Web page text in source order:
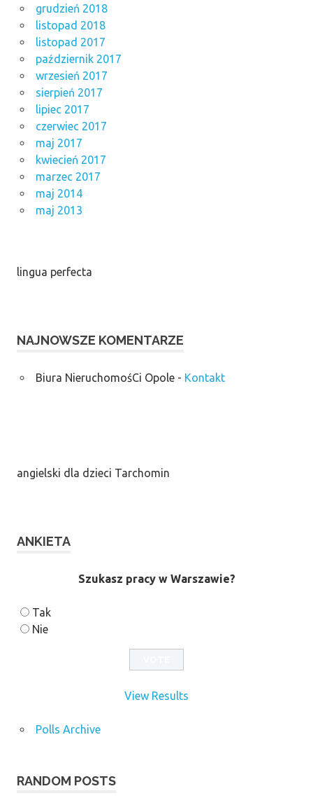
grudzień 2018
listopad 2018
listopad 2017
październik 2017
wrzesień 2017
sierpień 2017
lipiec 2017
czerwiec 2017
maj 2017
kwiecień 2017
marzec 2017
maj 2014
maj 2013
lingua perfecta
NAJNOWSZE KOMENTARZE
Biura NieruchomośCi Opole- Kontakt
angielski dla dzieci Tarchomin
ANKIETA
Szukasz pracy w Warszawie?
Tak
Nie
View Results
Polls Archive
RANDOM POSTS